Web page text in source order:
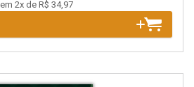
em 2x de R$ 34,97